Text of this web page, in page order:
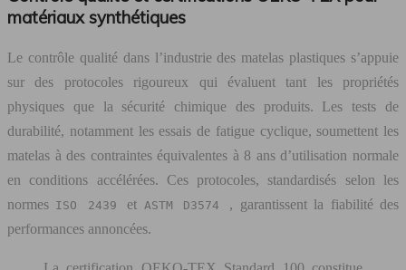
matériaux synthétiques
Le contrôle qualité dans l’industrie des matelas plastiques s’appuie
sur des protocoles rigoureux qui évaluent tant les propriétés
physiques que la sécurité chimique des produits. Les tests de
durabilité, notamment les essais de fatigue cyclique, soumettent les
matelas à des contraintes équivalentes à 8 ans d’utilisation normale
en conditions accélérées. Ces protocoles, standardisés selon les
normes ISO 2439 et ASTM D3574 , garantissent la fiabilité des
performances annoncées.